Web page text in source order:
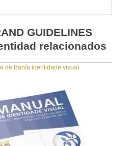
GUIDELINES
relacionados
de Bahía identidade visual